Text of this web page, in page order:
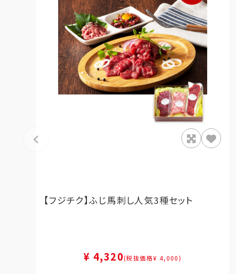
【フジチク】ふじ馬刺し人気3種セット
¥ 4,320(税抜価格¥ 4,000)